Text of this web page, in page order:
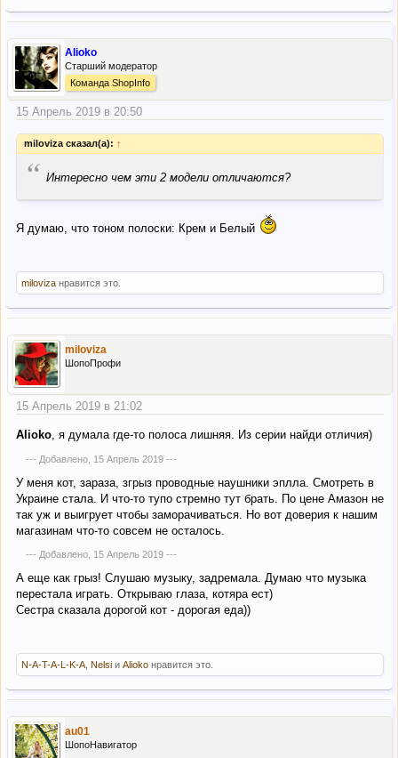
Alioko
Старший модератор
Команда ShopInfo
15 Апрель 2019 в 20:50
miloviza сказал(а): ↑
“ Интересно чем эти 2 модели отличаются?
Я думаю, что тоном полоски: Крем и Белый
miloviza нравится это.
miloviza
ШопоПрофи
15 Апрель 2019 в 21:02
Alioko, я думала где-то полоса лишняя. Из серии найди отличия)
--- Добавлено, 15 Апрель 2019---
У меня кот, зараза, згрыз проводные наушники эплла. Смотреть в
Украине стала. И что-то тупо стремно тут брать. По цене Амазон не
так уж и выигрует чтобы заморачиваться. Но вот доверия к нашим
магазинам что-то совсем не осталось.
--- Добавлено, 15 Апрель 2019---
А еще как грыз! Слушаю музыку, задремала. Думаю что музыка
перестала играть. Открываю глаза, котяра ест)
Сестра сказала дорогой кот - дорогая еда))
N-A-T-A-L-K-A Nelsi и Alioko нравится это.
au01
ШопоНавигатор